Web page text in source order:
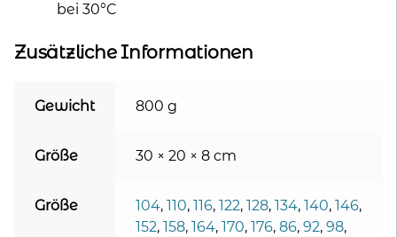
bei 30°C
Zusätzliche Informationen
Gewicht 800 g
Größe 30 × 20 × 8 cm
Größe 104, 110, 116, 122, 128, 134, 140, 146,
152, 158, 164, 170, 176, 86, 92, 98,